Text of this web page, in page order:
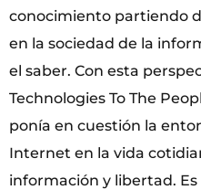
conocimiento partiendo
en la sociedad de la
el saber. Con esta
Technologies To The
ponía en cuestión la
Internet en la vida
información y libertad.